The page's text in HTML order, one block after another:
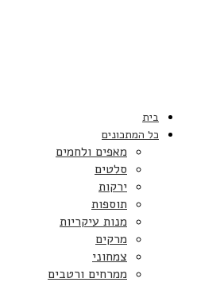
בית
כל המתכונים
מאפים ולחמים
סלטים
ירקות
תוספות
מנות עיקריות
מרקים
צמחוני
ממרחים ורטבים